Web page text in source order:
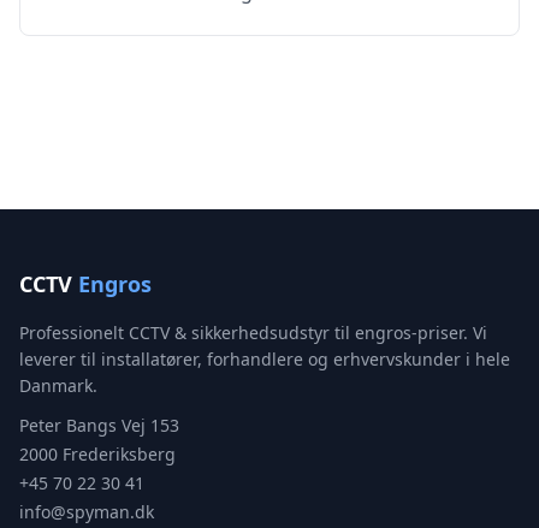
CCTV Engros
Professionelt CCTV & sikkerhedsudstyr til engros-priser. Vi
leverer til installatører, forhandlere og erhvervskunder i hele
Danmark.
Peter Bangs Vej 153
2000 Frederiksberg
+45 70 22 30 41
info@spyman.dk